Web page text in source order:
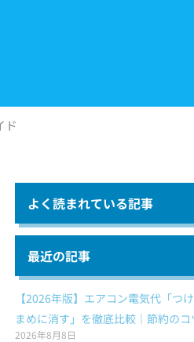
ド
よく読まれている記事
最近の記事
【2026年版】エアコン電気代「つ
まめに消す」を徹底比較｜節約の
2026年8月8日